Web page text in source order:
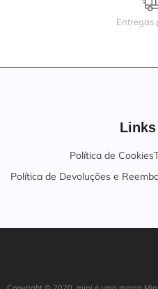
Entregas
Política de Cookies
Política de Devoluções e